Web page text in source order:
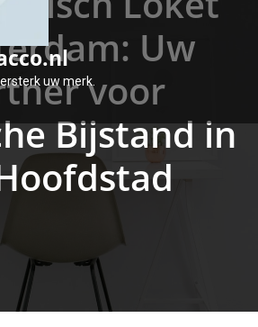
uw merk.
Uw
voor
Bijstand in